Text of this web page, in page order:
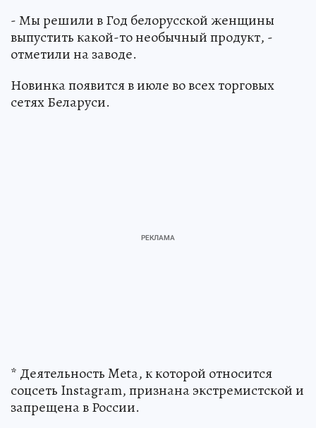
- Мы решили в Год белорусской женщины
выпустить какой-то необычный продукт, -
отметили на заводе.
Новинка появится в июле во всех торговых
сетях Беларуси.
* Деятельность Meta, к которой относится
соцсеть Instagram, признана экстремистской и
запрещена в России.